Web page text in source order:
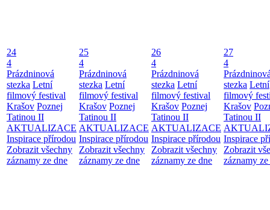
24
4
Prázdninová
stezka Letní
filmový festival
Krašov Poznej
Tatinou II
AKTUALIZACE
Inspirace přírodou
Zobrazit všechny
záznamy ze dne
25
4
Prázdninová
stezka Letní
filmový festival
Krašov Poznej
Tatinou II
AKTUALIZACE
Inspirace přírodou
Zobrazit všechny
záznamy ze dne
26
4
Prázdninová
stezka Letní
filmový festival
Krašov Poznej
Tatinou II
AKTUALIZACE
Inspirace přírodou
Zobrazit všechny
záznamy ze dne
27
4
stezka Letní
filmový
Krašov
Tatinou II
Inspirace
Zobrazit
záznamy